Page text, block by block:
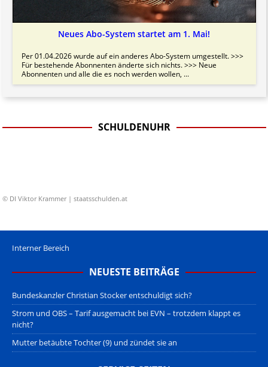
Neues Abo-System startet am 1. Mai!
Per 01.04.2026 wurde auf ein anderes Abo-System umgestellt. >>>
Für bestehende Abonnenten änderte sich nichts. >>> Neue
Abonnenten und alle die es noch werden wollen, ...
SCHULDENUHR
© DI Viktor Krammer | staatsschulden.at
Interner Bereich
NEUESTE BEITRÄGE
Bundeskanzler Christian Stocker entschuldigt sich?
Strom und OBS – Tarif ausgemacht bei EVN – trotzdem klappt es
nicht?
Mutter betäubte Tochter (9) und zündet sie an